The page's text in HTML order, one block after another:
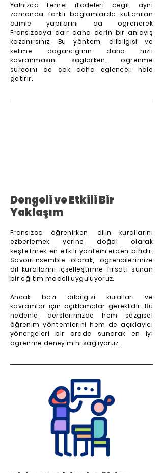
Yalnızca temel ifadeleri değil, aynı
zamanda farklı bağlamlarda kullanılan
cümle yapılarını da öğrenerek
Fransızcaya dair daha derin bir anlayış
kazanırsınız. Bu yöntem, dilbilgisi ve
kelime dağarcığının daha hızlı
kavranmasını sağlarken, öğrenme
sürecini de çok daha eğlenceli hale
getirir.
Dengeli ve Etkili Bir
Yaklaşım
Fransızca öğrenirken, dilin kurallarını
ezberlemek yerine doğal olarak
keşfetmek en etkili yöntemlerden biridir.
SavoirEnsemble olarak, öğrencilerimize
dil kurallarını içselleştirme fırsatı sunan
bir eğitim modeli uyguluyoruz.
Ancak bazı dilbilgisi kuralları ve
kavramlar için açıklamalar gereklidir. Bu
nedenle, derslerimizde hem sezgisel
öğrenim yöntemlerini hem de açıklayıcı
yönergeleri bir arada sunarak en iyi
öğrenme deneyimini sağlıyoruz.